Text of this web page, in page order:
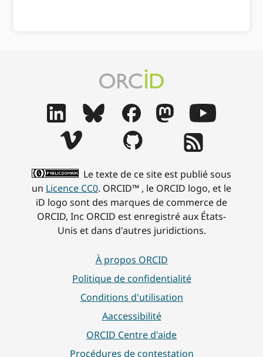
Le texte de ce site est publié sous
un Licence CC0. ORCID™ , le ORCID logo, et le
iD logo sont des marques de commerce de
ORCID, Inc ORCID est enregistré aux États-
Unis et dans d'autres juridictions.
À propos ORCID
Politique de confidentialité
Conditions d'utilisation
Aaccessibilité
ORCID Centre d'aide
Procédures de contestation